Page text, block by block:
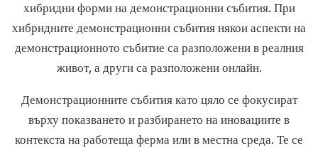
хибридни форми на демонстрационни събития. При
хибридните демонстрационни събития някои аспекти на
демонстрационното събитие са разположени в реалния
живот, а други са разположени онлайн.
Демонстрационните събития като цяло се фокусират
върху показването и разбирането на иновациите в
контекста на работеща ферма или в местна среда. Те се